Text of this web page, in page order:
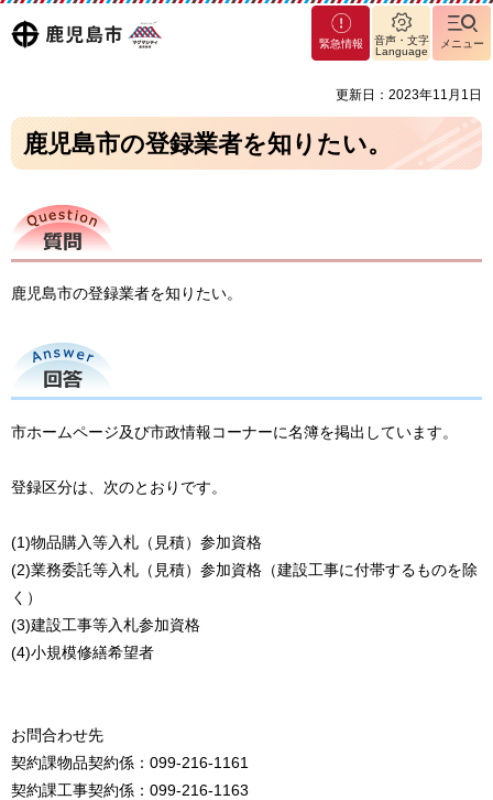
鹿児島
マグ
マシ
緊急情報
音声・文字
Language
メニュー
更新日：2023年11月1日
鹿児島市の登録業者を知りたい。
質問
鹿児島市の登録業者を知りたい。
回答
市ホームページ及び市政情報コーナーに名簿を掲出しています。
登録区分は、次のとおりです。
(1)物品購入等入札（見積）参加資格
(2)業務委託等入札（見積）参加資格（建設工事に付帯するものを除
く）
(3)建設工事等入札参加資格
(4)小規模修繕希望者
お問合わせ先
契約課物品契約係：099-216-1161
契約課工事契約係：099-216-1163